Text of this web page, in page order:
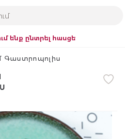
ենք ընտրել հասցե
Գաստրոպոլիս